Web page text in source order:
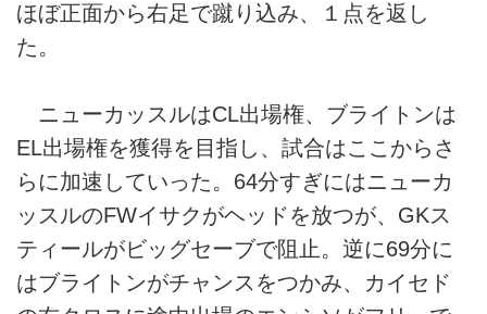
ほぼ正面から右足で蹴り込み、１点を返し
た。
ニューカッスルはCL出場権、ブライトンは
EL出場権を獲得を目指し、試合はここからさ
らに加速していった。64分すぎにはニューカ
ッスルのFWイサクがヘッドを放つが、GKス
ティールがビッグセーブで阻止。逆に69分に
はブライトンがチャンスをつかみ、カイセド